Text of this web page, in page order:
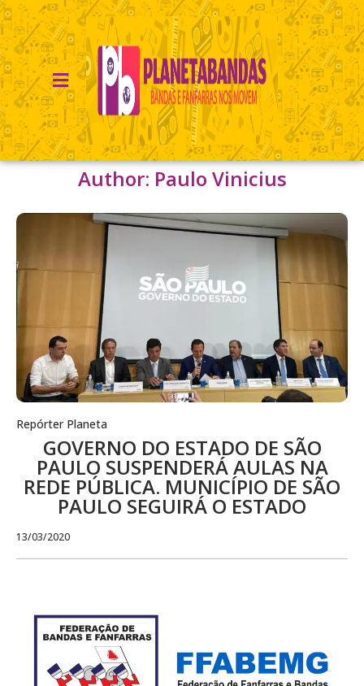
Author: Paulo Vinicius
Repórter Planeta
GOVERNO DO ESTADO DE SÃO
PAULO SUSPENDERÁ AULAS NA
REDE PÚBLICA. MUNICÍPIO DE SÃO
PAULO SEGUIRÁ O ESTADO
13/03/2020